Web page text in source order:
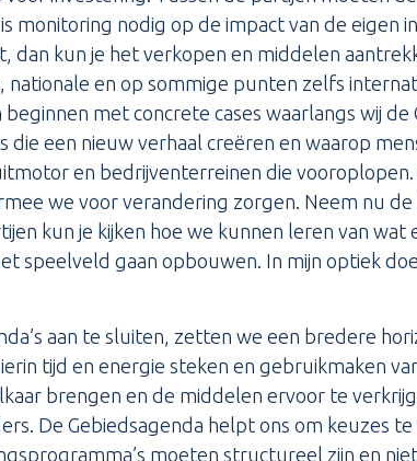
monitoring nodig op de impact van de eigen
dan kun je het verkopen en middelen
nationale en op sommige punten zelfs
met concrete cases waarlangs wij de
die een nieuw verhaal creëren en waarop
en bedrijventerreinen die vooroplopen.
we voor verandering zorgen. Neem nu
kun je kijken hoe we kunnen leren van
speelveld gaan opbouwen. In mijn optiek
aan te sluiten, zetten we een bredere
tijd en energie steken en gebruikmaken
brengen en de middelen ervoor te
De Gebiedsagenda helpt ons om keuzes
moeten structureel zijn en